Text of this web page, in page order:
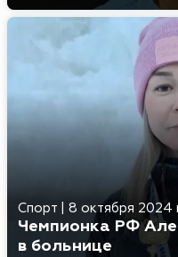
Спорт 8 октября 2024
Чемпионка РФ
в больнице